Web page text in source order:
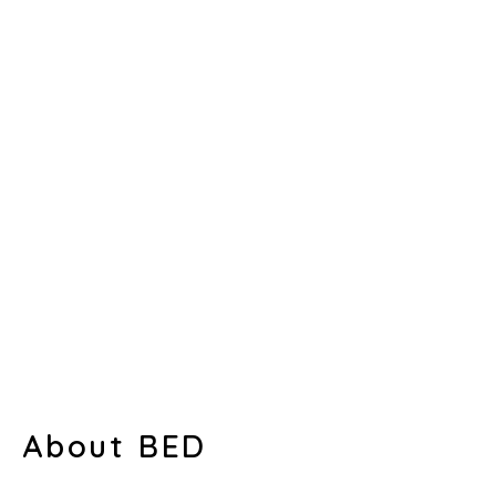
About BED